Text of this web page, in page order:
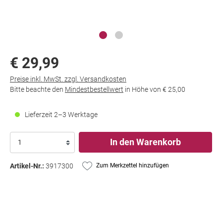
€ 29,99
Preise inkl. MwSt. zzgl. Versandkosten
Bitte beachte den Mindestbestellwert in Höhe von € 25,00
Lieferzeit 2–3 Werktage
In den Warenkorb
Artikel-Nr.: 3917300 Zum Merkzettel hinzufügen